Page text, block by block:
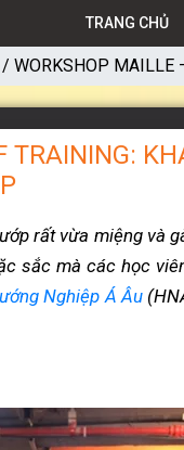
TRANG CHỦ
/ WORKSHOP MAILLE
TRAINING:
rất vừa miệng và
sắc mà các học
Nghiệp Á Âu